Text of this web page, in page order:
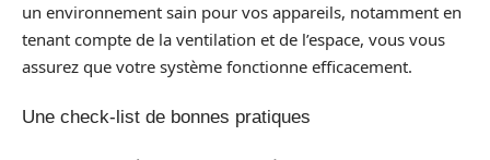
un environnement sain pour vos appareils, notamment en
tenant compte de la ventilation et de l’espace, vous vous
assurez que votre système fonctionne efficacement.
Une check-list de bonnes pratiques